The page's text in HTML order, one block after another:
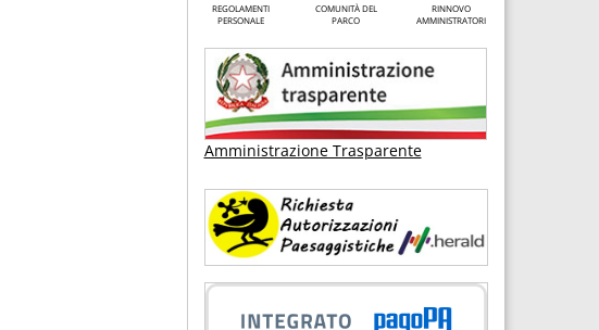
REGOLAMENTI
PERSONALE
COMUNITÀ DEL
PARCO
RINNOVO
AMMINISTRATORI
Amministrazione Trasparente